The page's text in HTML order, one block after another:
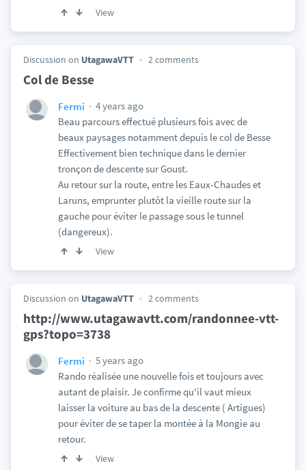
View
Discussion on UtagawaVTT 2 comments
Col de Besse
Fermi
4 years ago
Beau parcours effectué plusieurs fois avec de
beaux paysages notamment depuis le col de Besse
Effectivement bien technique dans le dernier
tronçon de descente sur Goust.
Au retour sur la route, entre les Eaux-Chaudes et
Laruns, emprunter plutôt la vieille route sur la
gauche pour éviter le passage sous le tunnel
(dangereux).
View
Discussion on UtagawaVTT 2 comments
http://www.utagawavtt.com/randonnee-vtt-
gps?topo=3738
Fermi
5 years ago
Rando réalisée une nouvelle fois et toujours avec
autant de plaisir. Je confirme qu'il vaut mieux
laisser la voiture au bas de la descente ( Artigues)
pour éviter de se taper la montée à la Mongie au
retour.
View